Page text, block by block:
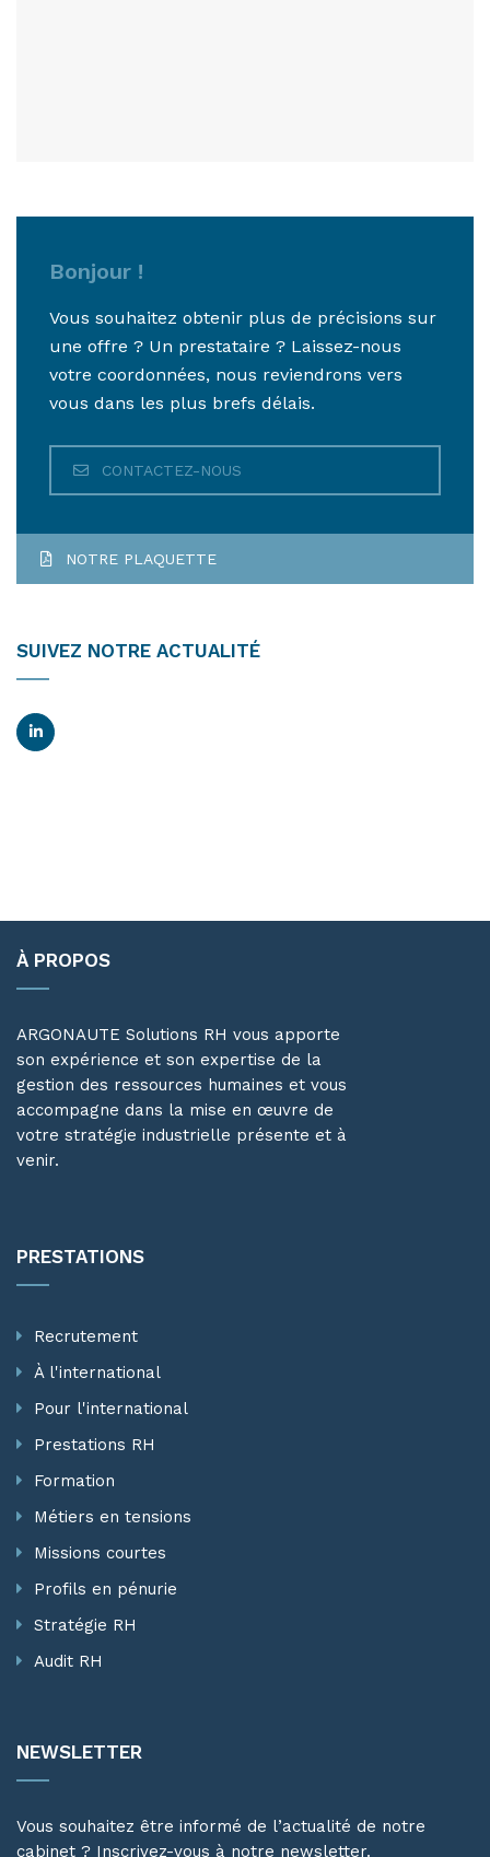
Bonjour !
Vous souhaitez obtenir plus de précisions sur
une offre ? Un prestataire ? Laissez-nous
votre coordonnées, nous reviendrons vers
vous dans les plus brefs délais.
CONTACTEZ-NOUS
NOTRE PLAQUETTE
SUIVEZ NOTRE ACTUALITÉ
À PROPOS
ARGONAUTE Solutions RH vous apporte
son expérience et son expertise de la
gestion des ressources humaines et vous
accompagne dans la mise en œuvre de
votre stratégie industrielle présente et à
venir.
PRESTATIONS
Recrutement
À l'international
Pour l'international
Prestations RH
Formation
Métiers en tensions
Missions courtes
Profils en pénurie
Stratégie RH
Audit RH
NEWSLETTER
Vous souhaitez être informé de l’actualité de notre
cabinet ? Inscrivez-vous à notre newsletter.